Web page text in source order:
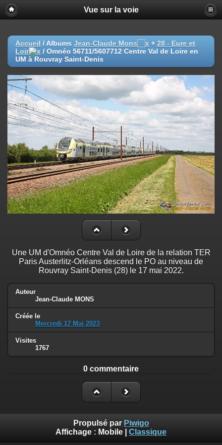
Vue sur la voie
Accueil / Albums Jean-Claude Mons + 28 - Eure et
Loir
/ Omnéo 56711/5607712 Centre Val de Loire en
UM à Rouvray Saint-Denis
Une UM d'Omnéo Centre Val de Loire de la relation TER
Paris Austerlitz-Orléans descend le PO au niveau de
Rouvray Saint-Denis (28) le 17 mai 2022.
Auteur
Jean-Claude MONS
Créée le
Mercredi 17 Mai 2023
Visites
1767
0 commentaire
Propulsé par Piwigo
Affichage : Mobile Classique